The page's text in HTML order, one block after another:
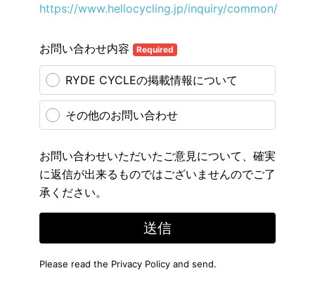
https://www.hellocycling.jp/inquiry/common/
お問い合わせ内容 Required
RYDE CYCLEの掲載情報について
その他のお問い合わせ
お問い合わせいただいたご意見について、確実
に返信が出来るものではございませんのでご了
承ください。
送信
Please read the Privacy Policy and send.